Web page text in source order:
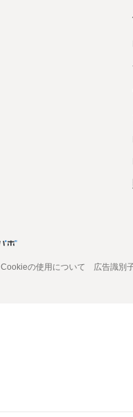
Cookieの使用について 広告識別